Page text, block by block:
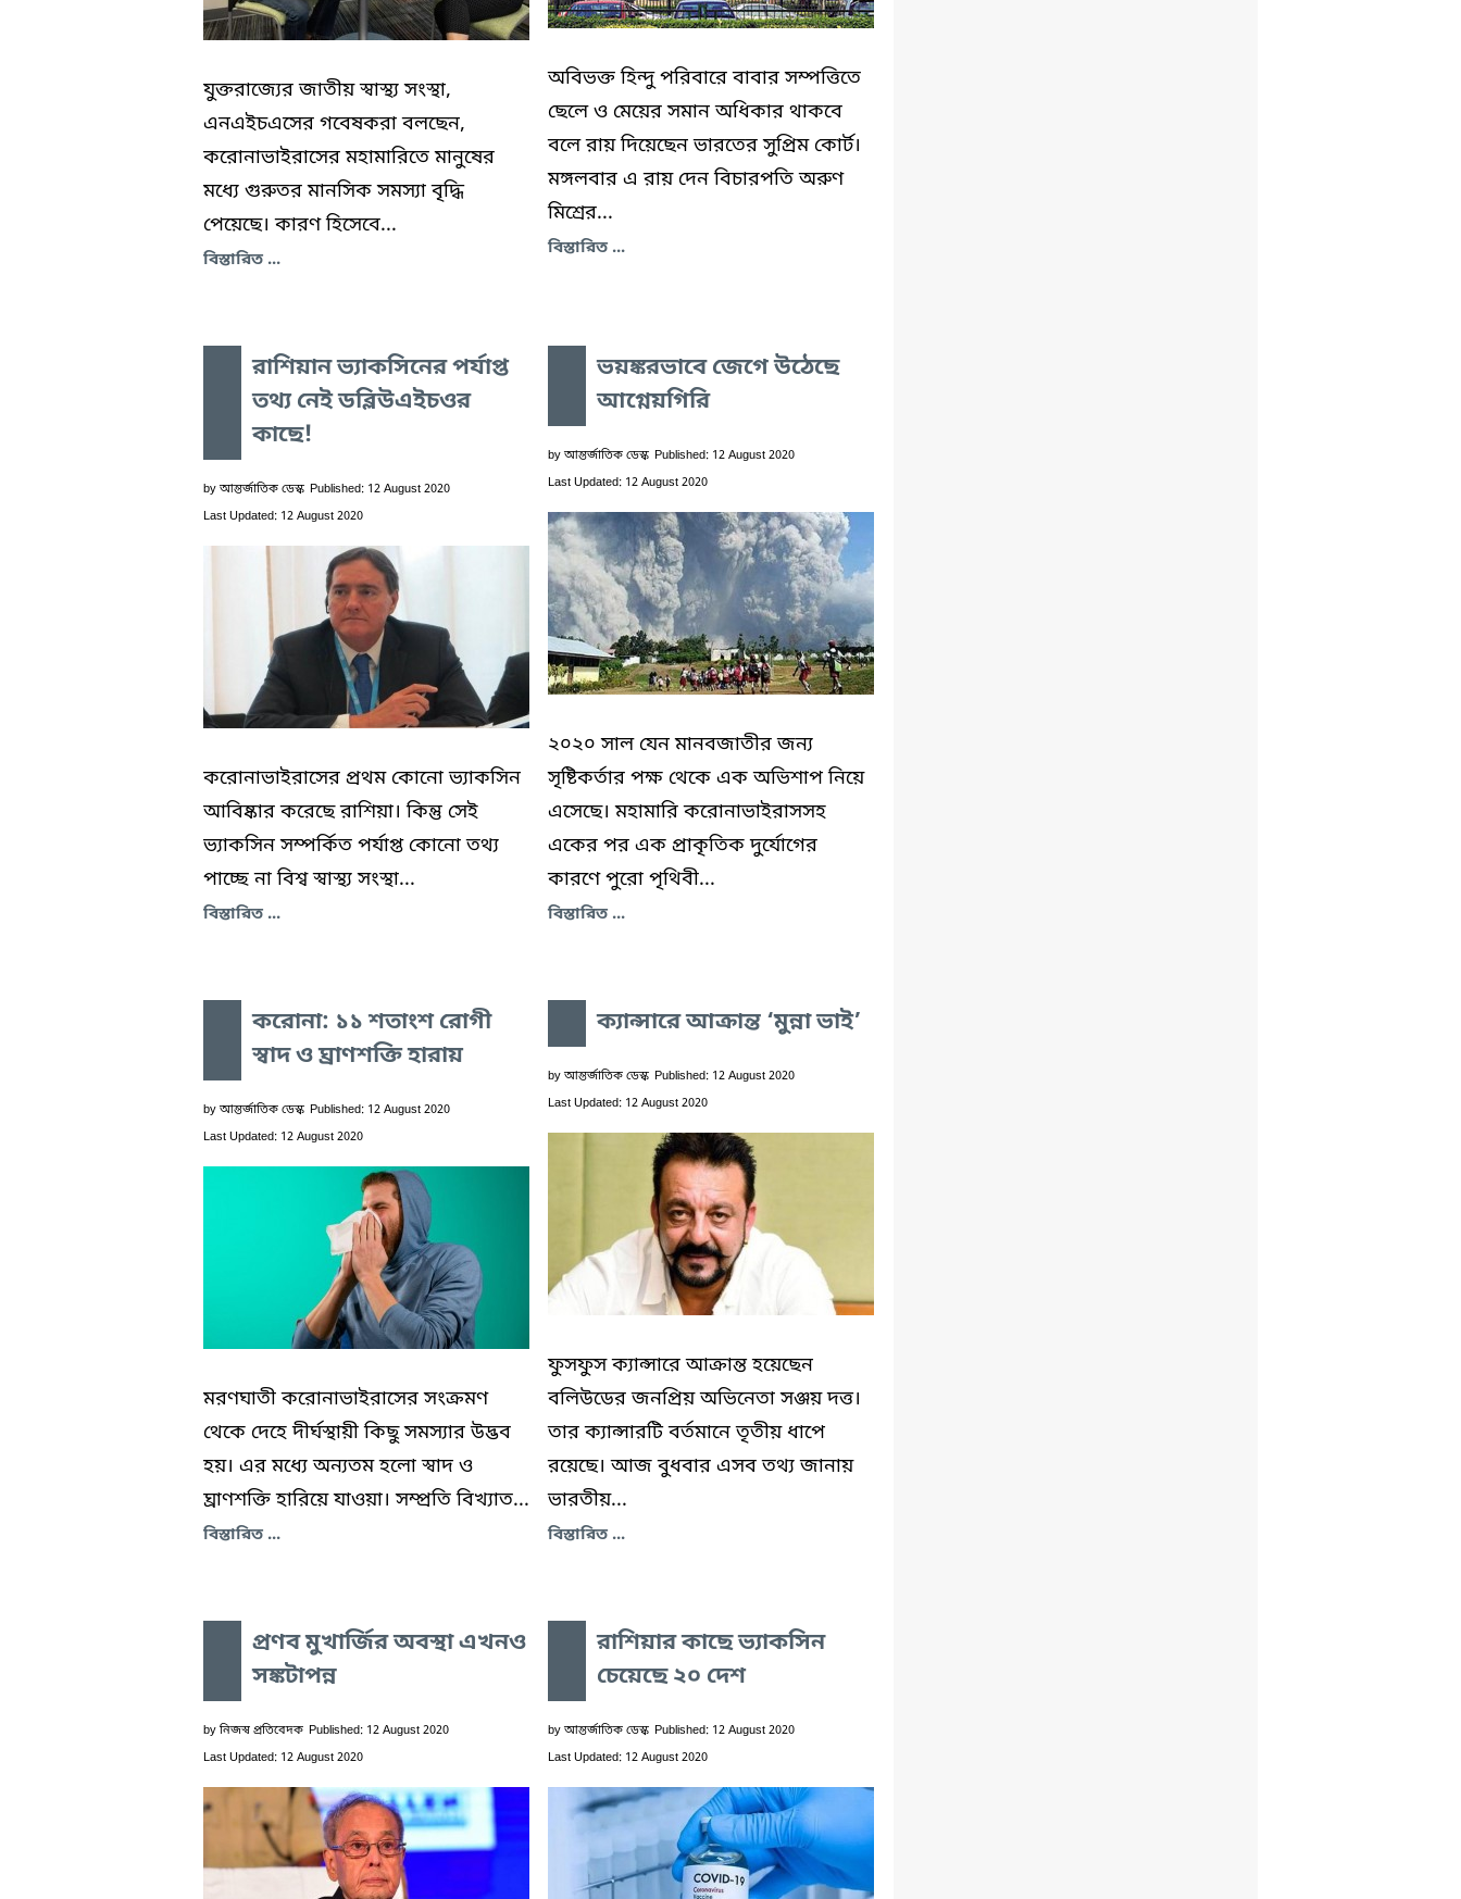
যুক্তরাজ্যের জাতীয় স্বাস্থ্য সংস্থা,
এনএইচএসের গবেষকরা বলছেন,
করোনাভাইরাসের মহামারিতে মানুষের
মধ্যে গুরুতর মানসিক সমস্যা বৃদ্ধি
পেয়েছে। কারণ হিসেবে...
বিস্তারিত ...
অবিভক্ত হিন্দু পরিবারে বাবার সম্পত্তিতে
ছেলে ও মেয়ের সমান অধিকার থাকবে
বলে রায় দিয়েছেন ভারতের সুপ্রিম কোর্ট।
মঙ্গলবার এ রায় দেন বিচারপতি অরুণ
মিশ্রের...
বিস্তারিত ...
রাশিয়ান ভ্যাকসিনের পর্যাপ্ত
তথ্য নেই ডব্লিউএইচওর
কাছে!
by আন্তর্জাতিক ডেস্ক Published: 12 August 2020
Last Updated: 12 August 2020
করোনাভাইরাসের প্রথম কোনো ভ্যাকসিন
আবিষ্কার করেছে রাশিয়া। কিন্তু সেই
ভ্যাকসিন সম্পর্কিত পর্যাপ্ত কোনো তথ্য
পাচ্ছে না বিশ্ব স্বাস্থ্য সংস্থা...
বিস্তারিত ...
ভয়ঙ্করভাবে জেগে উঠেছে
আগ্নেয়গিরি
by আন্তর্জাতিক ডেস্ক Published: 12 August 2020
Last Updated: 12 August 2020
২০২০ সাল যেন মানবজাতীর জন্য
সৃষ্টিকর্তার পক্ষ থেকে এক অভিশাপ নিয়ে
এসেছে। মহামারি করোনাভাইরাসসহ
একের পর এক প্রাকৃতিক দুর্যোগের
কারণে পুরো পৃথিবী...
বিস্তারিত ...
করোনা: ১১ শতাংশ রোগী
স্বাদ ও ঘ্রাণশক্তি হারায়
by আন্তর্জাতিক ডেস্ক Published: 12 August 2020
Last Updated: 12 August 2020
মরণঘাতী করোনাভাইরাসের সংক্রমণ
থেকে দেহে দীর্ঘস্থায়ী কিছু সমস্যার উদ্ভব
হয়। এর মধ্যে অন্যতম হলো স্বাদ ও
ঘ্রাণশক্তি হারিয়ে যাওয়া। সম্প্রতি বিখ্যাত...
বিস্তারিত ...
ক্যান্সারে আক্রান্ত ‘মুন্না ভাই’
by আন্তর্জাতিক ডেস্ক Published: 12 August 2020
Last Updated: 12 August 2020
ফুসফুস ক্যান্সারে আক্রান্ত হয়েছেন
বলিউডের জনপ্রিয় অভিনেতা সঞ্জয় দত্ত।
তার ক্যান্সারটি বর্তমানে তৃতীয় ধাপে
রয়েছে। আজ বুধবার এসব তথ্য জানায়
ভারতীয়...
বিস্তারিত ...
প্রণব মুখার্জির অবস্থা এখনও
সঙ্কটাপন্ন
by নিজস্ব প্রতিবেদক Published: 12 August 2020
Last Updated: 12 August 2020
রাশিয়ার কাছে ভ্যাকসিন
চেয়েছে ২০ দেশ
by আন্তর্জাতিক ডেস্ক Published: 12 August 2020
Last Updated: 12 August 2020